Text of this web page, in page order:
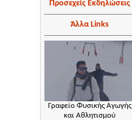
Προσεχείς Εκδηλώσεις
Άλλα Links
Γραφείο Φυσικής Αγωγής
και Αθλητισμού